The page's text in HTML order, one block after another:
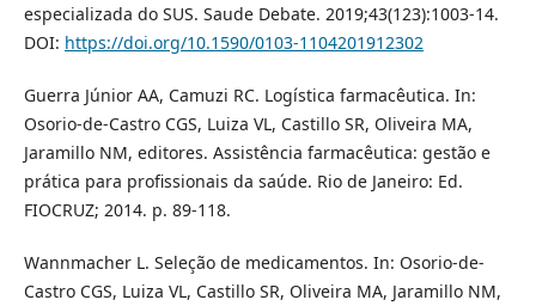
especializada do SUS. Saude Debate. 2019;43(123):1003-14.
DOI: https://doi.org/10.1590/0103-1104201912302
Guerra Júnior AA, Camuzi RC. Logística farmacêutica. In:
Osorio-de-Castro CGS, Luiza VL, Castillo SR, Oliveira MA,
Jaramillo NM, editores. Assistência farmacêutica: gestão e
prática para profissionais da saúde. Rio de Janeiro: Ed.
FIOCRUZ; 2014. p. 89-118.
Wannmacher L. Seleção de medicamentos. In: Osorio-de-
Castro CGS, Luiza VL, Castillo SR, Oliveira MA, Jaramillo NM,